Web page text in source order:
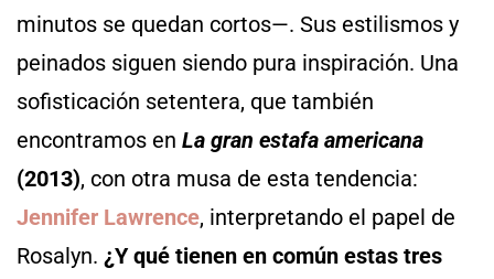
minutos se quedan cortos—. Sus estilismos y
peinados siguen siendo pura inspiración. Una
sofisticación setentera, que también
encontramos en La gran estafa americana
(2013), con otra musa de esta tendencia:
Jennifer Lawrence, interpretando el papel de
Rosalyn. ¿Y qué tienen en común estas tres